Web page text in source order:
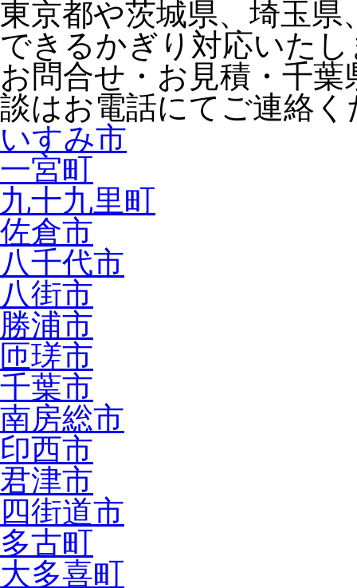
東京都や茨城県、 埼玉県
できるかぎり対応いた
お問合せ・お見積・千
談はお電話にてご連絡く
いすみ市
一宮町
九十九里町
佐倉市
八千代市
八街市
勝浦市
匝瑳市
千葉市
南房総市
印西市
君津市
四街道市
多古町
大多喜町